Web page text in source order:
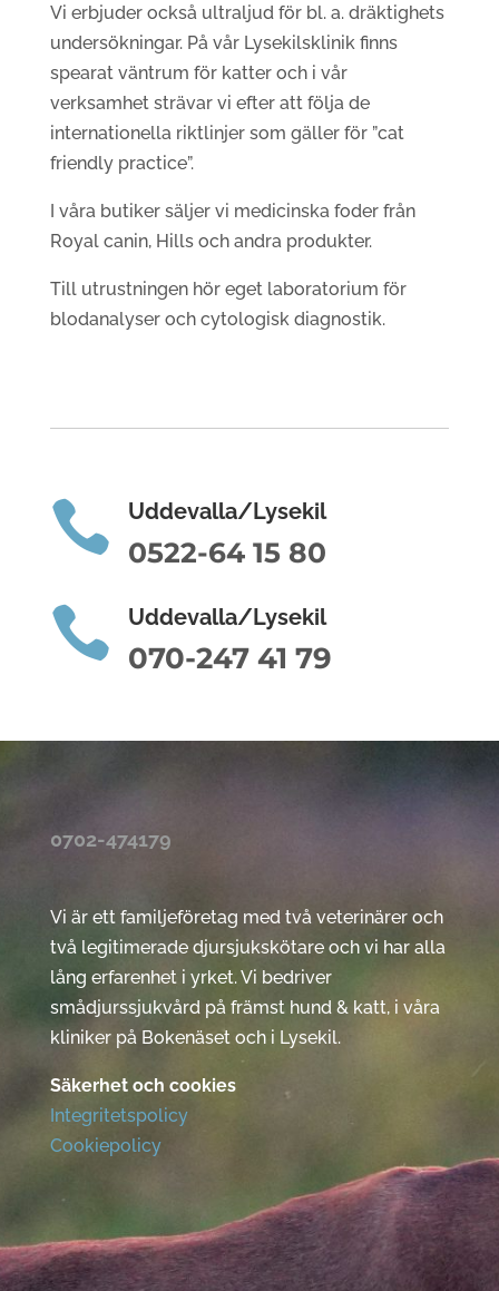
Vi erbjuder också ultraljud för bl. a. dräktighets
undersökningar. På vår Lysekilsklinik finns
spearat väntrum för katter och i vår
verksamhet strävar vi efter att följa de
internationella riktlinjer som gäller för ”cat
friendly practice”.
I våra butiker säljer vi medicinska foder från
Royal canin, Hills och andra produkter.
Till utrustningen hör eget laboratorium för
blodanalyser och cytologisk diagnostik.
 Uddevalla/Lysekil
0522-64 15 80
 Uddevalla/Lysekil
070-247 41 79
0702-474179
Vi är ett familjeföretag med två veterinärer och
två legitimerade djursjukskötare och vi har alla
lång erfarenhet i yrket. Vi bedriver
smådjurssjukvård på främst hund & katt, i våra
kliniker på Bokenäset och i Lysekil.
Säkerhet och cookies
Integritetspolicy
Cookiepolicy